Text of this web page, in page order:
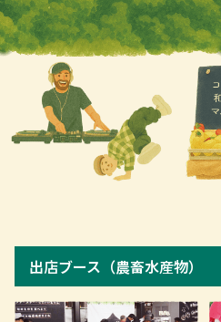
出店ブース（農畜水産物）